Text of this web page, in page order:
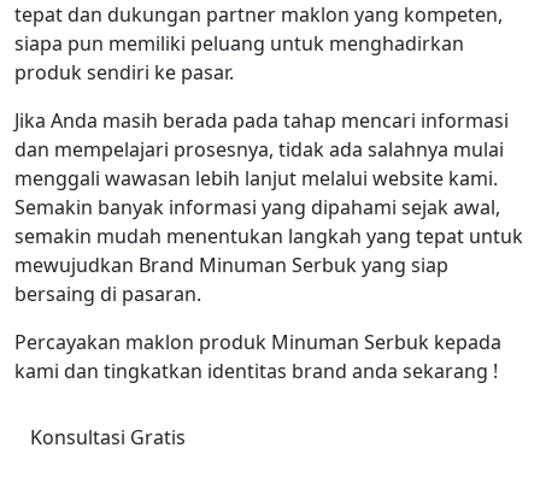
tepat dan dukungan partner maklon yang kompeten,
siapa pun memiliki peluang untuk menghadirkan
produk sendiri ke pasar.
Jika Anda masih berada pada tahap mencari informasi
dan mempelajari prosesnya, tidak ada salahnya mulai
menggali wawasan lebih lanjut melalui website kami.
Semakin banyak informasi yang dipahami sejak awal,
semakin mudah menentukan langkah yang tepat untuk
mewujudkan Brand Minuman Serbuk yang siap
bersaing di pasaran.
Percayakan maklon produk Minuman Serbuk kepada
kami dan tingkatkan identitas brand anda sekarang !
Konsultasi Gratis